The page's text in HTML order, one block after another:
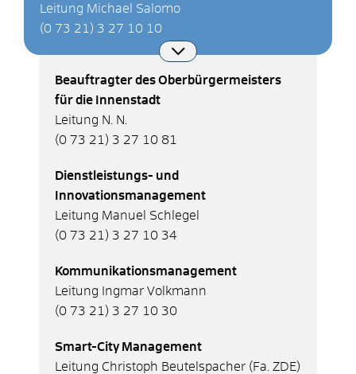
Leitung Michael Salomo
(0 73 21) 3 27 10 10
Beauftragter des Oberbürgermeisters
für die Innenstadt
Leitung N. N.
(0 73 21) 3 27 10 81
Dienstleistungs- und
Innovationsmanagement
Leitung Manuel Schlegel
(0 73 21) 3 27 10 34
Kommunikationsmanagement
Leitung Ingmar Volkmann
(0 73 21) 3 27 10 30
Smart-City Management
Leitung Christoph Beutelspacher (Fa. ZDE)